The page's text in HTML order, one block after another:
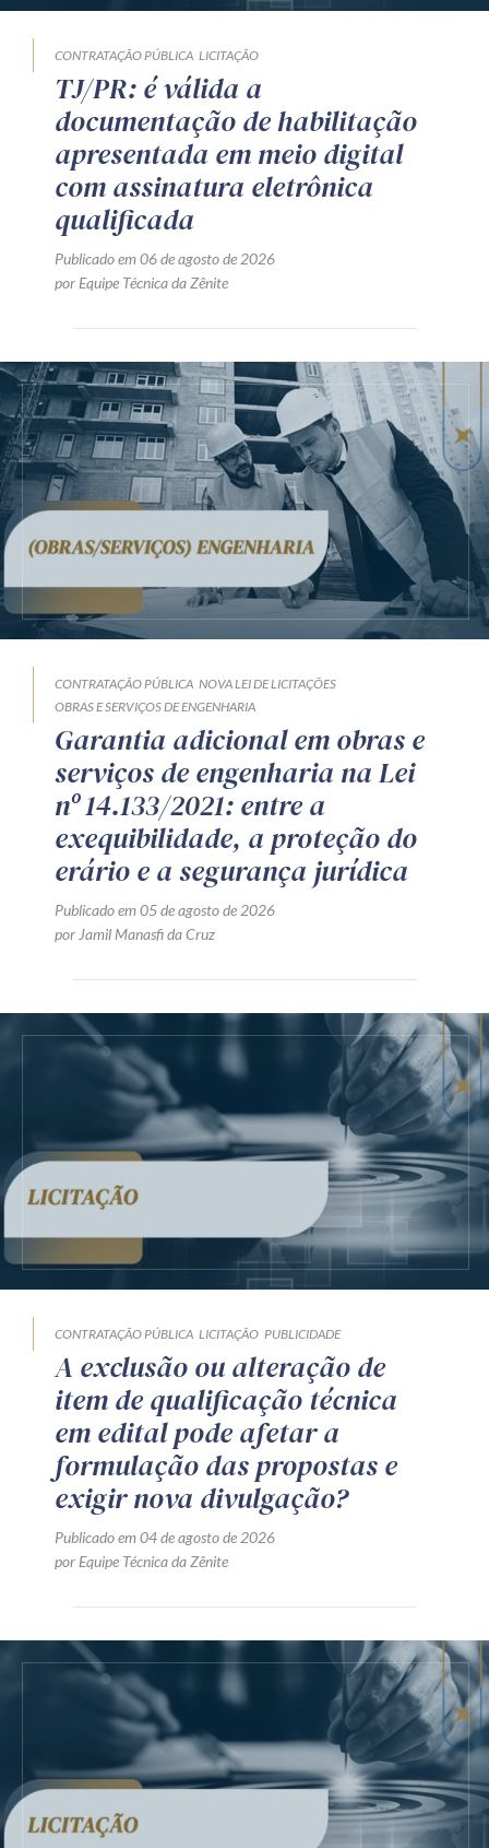
CONTRATAÇÃO PÚBLICA LICITAÇÃO
TJ/PR: é válida a
documentação de habilitação
apresentada em meio digital
com assinatura eletrônica
qualificada
Publicado em 06 de agosto de 2026
por Equipe Técnica da Zênite
CONTRATAÇÃO PÚBLICA NOVA LEI DE LICITAÇÕES
OBRAS E SERVIÇOS DE ENGENHARIA
Garantia adicional em obras e
serviços de engenharia na Lei
nº 14.133/2021: entre a
exequibilidade, a proteção do
erário e a segurança jurídica
Publicado em 05 de agosto de 2026
por Jamil Manasfi da Cruz
CONTRATAÇÃO PÚBLICA LICITAÇÃO PUBLICIDADE
A exclusão ou alteração de
item de qualificação técnica
em edital pode afetar a
formulação das propostas e
exigir nova divulgação?
Publicado em 04 de agosto de 2026
por Equipe Técnica da Zênite